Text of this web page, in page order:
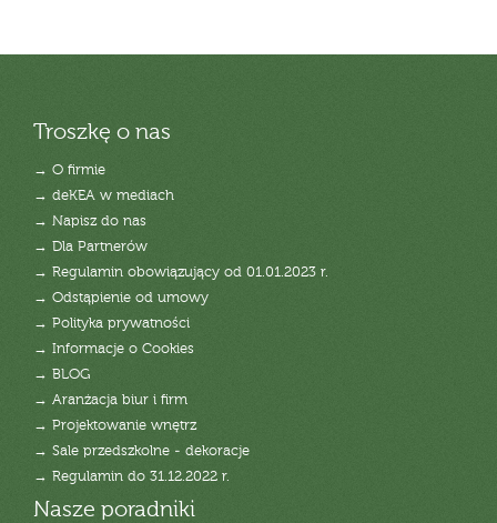
Troszkę o nas
→ O firmie
→ deKEA w mediach
→ Napisz do nas
→ Dla Partnerów
→ Regulamin obowiązujący od 01.01.2023 r.
→ Odstąpienie od umowy
→ Polityka prywatności
→ Informacje o Cookies
→ BLOG
→ Aranżacja biur i firm
→ Projektowanie wnętrz
→ Sale przedszkolne - dekoracje
→ Regulamin do 31.12.2022 r.
Nasze poradniki